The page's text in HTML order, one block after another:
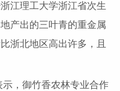
江理工大学浙江省次生
产出的三叶青的重金属
浙北地区高出许多，且
，御竹香农林专业合作